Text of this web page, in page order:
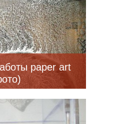
paper art